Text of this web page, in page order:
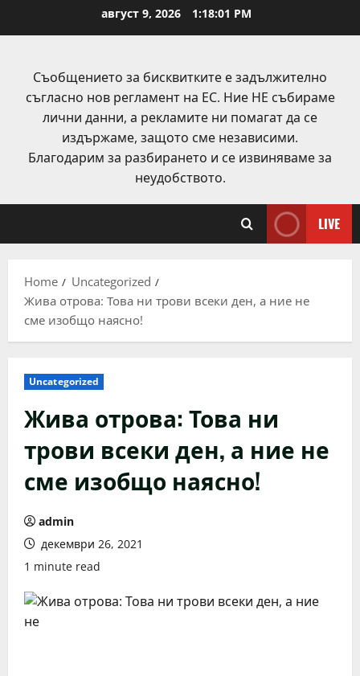
август 9, 2026 1:18:02 PM
Съобщението за бисквитките е задължително
съгласно нов регламент на ЕС. Ние НЕ събираме
лични данни, а рекламите ни помагат да се
издържаме, защото сме независими.
Благодарим за разбирането и се извиняваме за
неудобството.
LIVE
Home
Uncategorized
Жива отрова: Това ни трови всеки ден, а ние не
сме изобщо наясно!
Uncategorized
Жива отрова: Това ни
трови всеки ден, а ние не
сме изобщо наясно!
admin
декември 26, 2021
1 minute read